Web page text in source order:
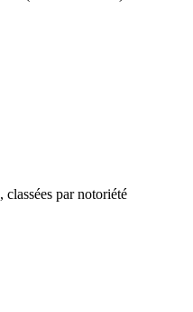
, classées par notoriété